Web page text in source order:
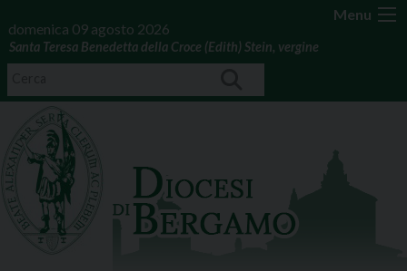
Menu
domenica 09 agosto 2026
Santa Teresa Benedetta della Croce (Edith) Stein, vergine